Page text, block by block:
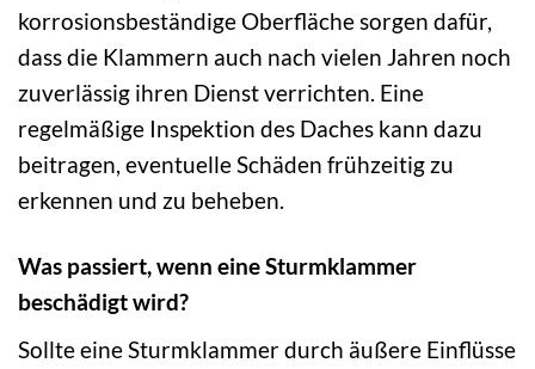
korrosionsbeständige Oberfläche sorgen dafür,
dass die Klammern auch nach vielen Jahren noch
zuverlässig ihren Dienst verrichten. Eine
regelmäßige Inspektion des Daches kann dazu
beitragen, eventuelle Schäden frühzeitig zu
erkennen und zu beheben.
Was passiert, wenn eine Sturmklammer
beschädigt wird?
Sollte eine Sturmklammer durch äußere Einflüsse